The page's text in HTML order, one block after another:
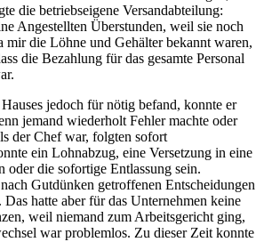
die betriebseigene Versandabteilung:
Angestellten Überstunden, weil sie noch
mir die Löhne und Gehälter bekannt waren,
die Bezahlung für das gesamte Personal
jedoch für nötig befand, konnte er
jemand wiederholt Fehler machte oder
der Chef war, folgten sofort
ein Lohnabzug, eine Versetzung in eine
oder die sofortige Entlassung sein.
Gutdünken getroffenen Entscheidungen
hatte aber für das Unternehmen keine
weil niemand zum Arbeitsgericht ging,
war problemlos. Zu dieser Zeit konnte